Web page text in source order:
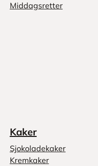
Middagsretter
Kaker
Sjokoladekaker
Kremkaker